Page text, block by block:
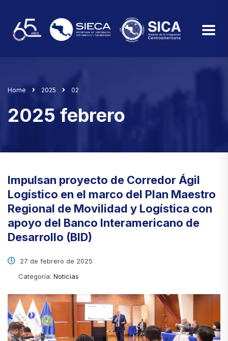
Home 2025 02
2025 febrero
Impulsan proyecto de Corredor Ágil
Logístico en el marco del Plan Maestro
Regional de Movilidad y Logística con
apoyo del Banco Interamericano de
Desarrollo (BID)
27 de febrero de 2025
Categoría: Noticias